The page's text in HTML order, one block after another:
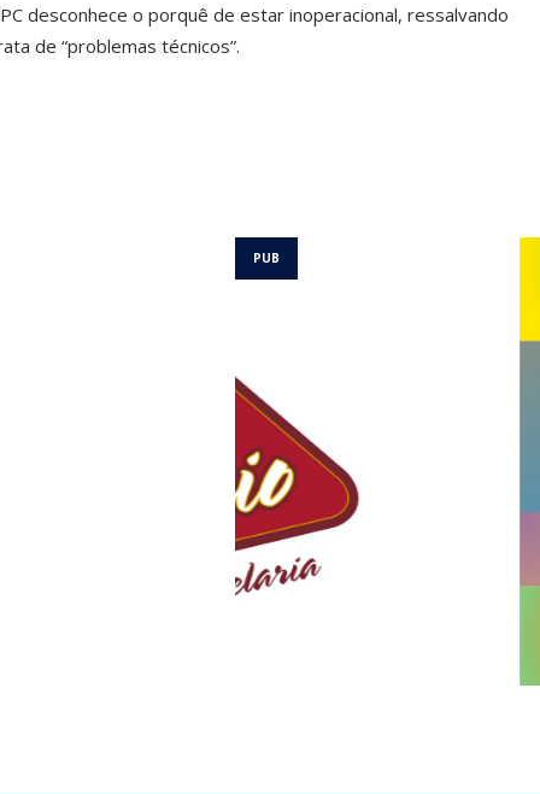
desconhece o porquê de estar inoperacional, ressalvando
de “problemas técnicos”.